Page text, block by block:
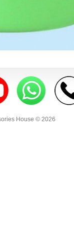
House © 2026